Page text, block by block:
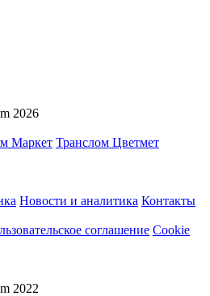
2026
Маркет Транслом Цветмет
Новости и аналитика Контакты
соглашение Cookie
2022